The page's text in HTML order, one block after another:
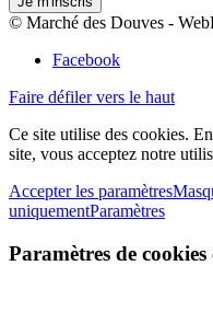
© Marché des Douves -
Facebook
Faire défiler vers le haut
Ce site utilise des cookies.
site, vous acceptez notre
Accepter les paramètres
uniquementParamètres
Paramètres de